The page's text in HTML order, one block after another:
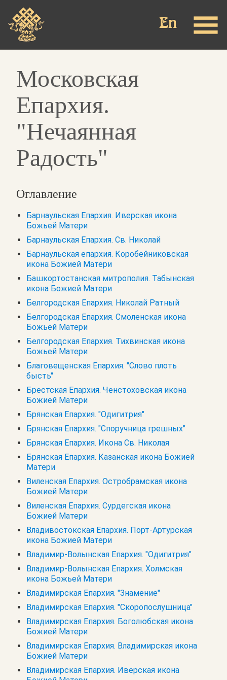
основному
содержанию
Московская
Епархия.
"Нечаянная
Радость"
Оглавление
Барнаульская Епархия. Иверская икона
Божьей Матери
Барнаульская Епархия. Св. Николай
Барнаульская епархия. Коробейниковская
икона Божией Матери
Башкортостанская митрополия. Табынская
икона Божией Матери
Белгородская Епархия. Николай Ратный
Белгородская Епархия. Смоленская икона
Божьей Матери
Белгородская Епархия. Тихвинская икона
Божьей Матери
Благовещенская Епархия. "Слово плоть
бысть"
Брестская Епархия. Ченстоховская икона
Божией Матери
Брянская Епархия. "Одигитрия"
Брянская Епархия. "Споручница грешных"
Брянская Епархия. Икона Св. Николая
Брянская Епархия. Казанская икона Божией
Матери
Виленская Епархия. Остробрамская икона
Божией Матери
Виленская Епархия. Сурдегская икона
Божией Матери
Владивостокская Епархия. Порт-Артурская
икона Божией Матери
Владимир-Волынская Епархия. "Одигитрия"
Владимир-Волынская Епархия. Холмская
икона Божьей Матери
Владимирская Епархия. "Знамение"
Владимирская Епархия. "Скоропослушница"
Владимирская Епархия. Боголюбская икона
Божией Матери
Владимирская Епархия. Владимирская икона
Божией Матери
Владимирская Епархия. Иверская икона